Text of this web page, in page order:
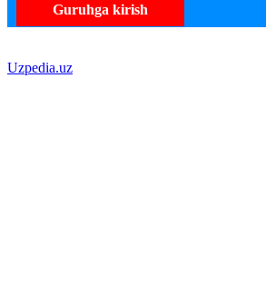
Guruhga kirish
Uzpedia.uz